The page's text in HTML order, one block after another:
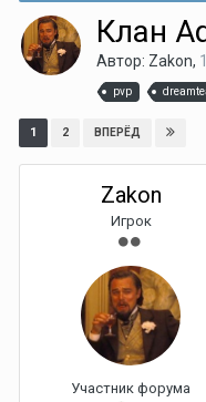
Клан
Автор: Zakon,
pvp
1 2 ВПЕРЁД
Zakon
Игрок
Участник форума